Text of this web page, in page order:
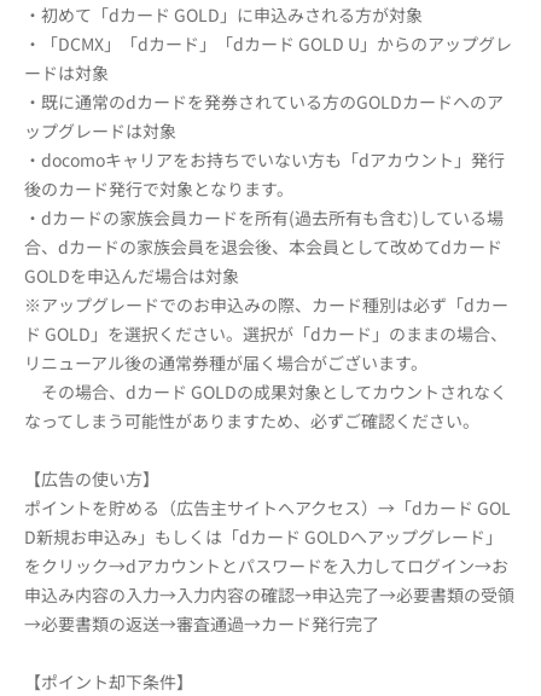
・初めて「dカード GOLD」に申込みされる方が対象
・「DCMX」「dカード」「dカード GOLD U」からのアップグレ
ードは対象
・既に通常のdカードを発券されている方のGOLDカードへのア
ップグレードは対象
・docomoキャリアをお持ちでいない方も「dアカウント」発行
後のカード発行で対象となります。
・dカードの家族会員カードを所有(過去所有も含む)している場
合、dカードの家族会員を退会後、本会員として改めてdカード
GOLDを申込んだ場合は対象
※アップグレードでのお申込みの際、カード種別は必ず「dカー
ド GOLD」を選択ください。選択が「dカード」のままの場合、
リニューアル後の通常券種が届く場合がございます。
その場合、dカード GOLDの成果対象としてカウントされなく
なってしまう可能性がありますため、必ずご確認ください。
【広告の使い方】
ポイントを貯める（広告主サイトへアクセス）→「dカード GOL
D新規お申込み」もしくは「dカード GOLDへアップグレード」
をクリック→dアカウントとパスワードを入力してログイン→お
申込み内容の入力→入力内容の確認→申込完了→必要書類の受領
→必要書類の返送→審査通過→カード発行完了
【ポイント却下条件】